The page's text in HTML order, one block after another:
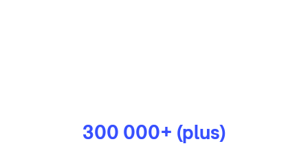
300 000+ (plus)